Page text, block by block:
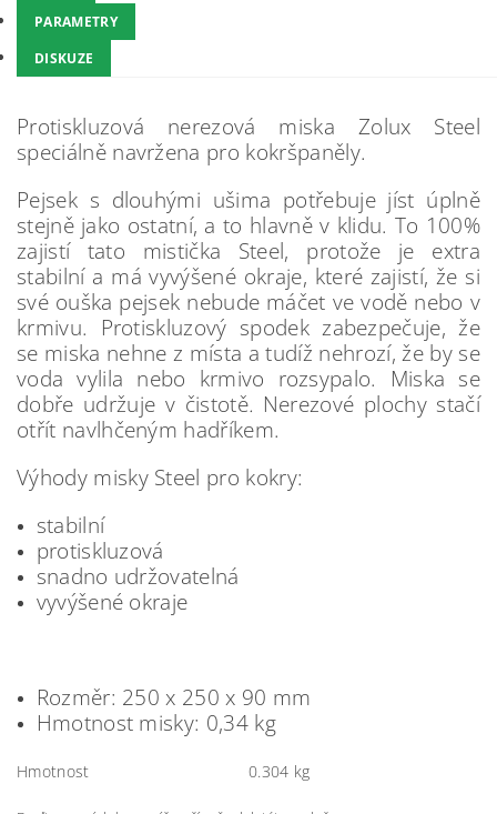
PARAMETRY
DISKUZE
Protiskluzová nerezová miska Zolux Steel
speciálně navržena pro kokršpaněly.
Pejsek s dlouhými ušima potřebuje jíst úplně
stejně jako ostatní, a to hlavně v klidu. To 100%
zajistí tato mistička Steel, protože je extra
stabilní a má vyvýšené okraje, které zajistí, že si
své ouška pejsek nebude máčet ve vodě nebo v
krmivu. Protiskluzový spodek zabezpečuje, že
se miska nehne z místa a tudíž nehrozí, že by se
voda vylila nebo krmivo rozsypalo. Miska se
dobře udržuje v čistotě. Nerezové plochy stačí
otřít navlhčeným hadříkem.
Výhody misky Steel pro kokry:
stabilní
protiskluzová
snadno udržovatelná
vyvýšené okraje
Rozměr: 250 x 250 x 90 mm
Hmotnost misky: 0,34 kg
Hmotnost 0.304 kg